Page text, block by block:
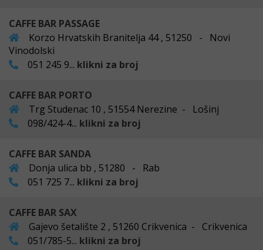
CAFFE BAR PASSAGE
Korzo Hrvatskih Branitelja 44 , 51250 - Novi
Vinodolski
051 245 9... klikni za broj
CAFFE BAR PORTO
Trg Studenac 10 , 51554 Nerezine - Lošinj
098/424-4... klikni za broj
CAFFE BAR SANDA
Donja ulica bb , 51280 - Rab
051 725 7... klikni za broj
CAFFE BAR SAX
Gajevo šetalište 2 , 51260 Crikvenica - Crikvenica
051/785-5... klikni za broj